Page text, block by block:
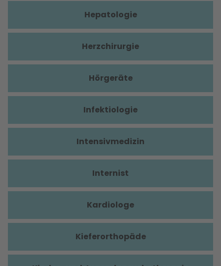
Hepatologie
Herzchirurgie
Hörgeräte
Infektiologie
Intensivmedizin
Internist
Kardiologe
Kieferorthopäde